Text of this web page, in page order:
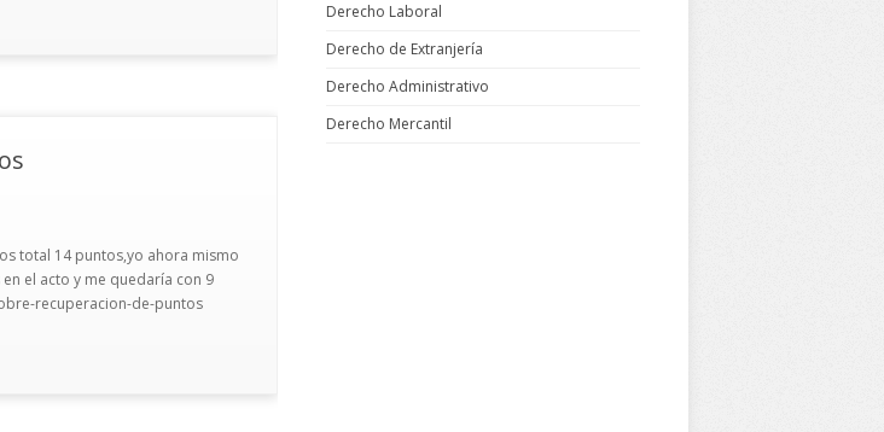
total 14 puntos,yo ahora mismo
el acto y me quedaría con 9
recuperacion-de-puntos
Derecho Laboral
Derecho de Extranjería
Derecho Administrativo
Derecho Mercantil